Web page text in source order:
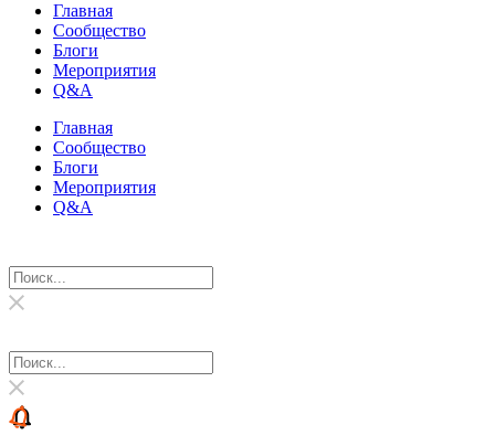
Главная
Сообщество
Блоги
Мероприятия
Q&A
Главная
Сообщество
Блоги
Мероприятия
Q&A